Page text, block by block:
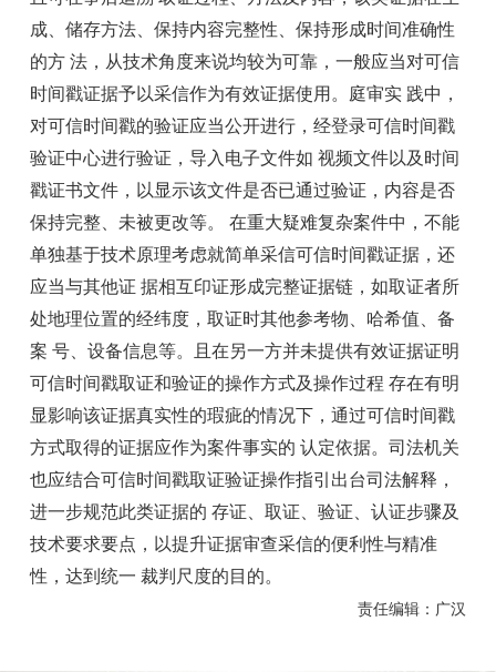
成、储存方法、保持内容完整性、保持形成时间准确性
的方 法，从技术角度来说均较为可靠，一般应当对可信
时间戳证据予以采信作为有效证据使用。庭审实 践中，
对可信时间戳的验证应当公开进行，经登录可信时间戳
验证中心进行验证，导入电子文件如 视频文件以及时间
戳证书文件，以显示该文件是否已通过验证，内容是否
保持完整、未被更改等。 在重大疑难复杂案件中，不能
单独基于技术原理考虑就简单采信可信时间戳证据，还
应当与其他证 据相互印证形成完整证据链，如取证者所
处地理位置的经纬度，取证时其他参考物、哈希值、备
案 号、设备信息等。且在另一方并未提供有效证据证明
可信时间戳取证和验证的操作方式及操作过程 存在有明
显影响该证据真实性的瑕疵的情况下，通过可信时间戳
方式取得的证据应作为案件事实的 认定依据。司法机关
也应结合可信时间戳取证验证操作指引出台司法解释，
进一步规范此类证据的 存证、取证、验证、认证步骤及
技术要求要点，以提升证据审查采信的便利性与精准
性，达到统一 裁判尺度的目的。
责任编辑：广汉